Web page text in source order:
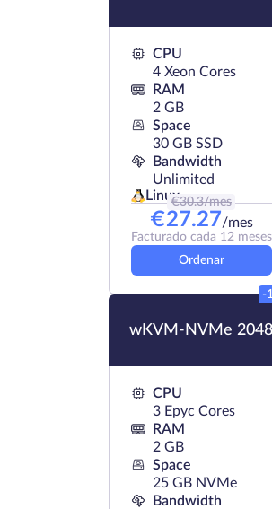
CPU
4 Xeon Cores
RAM
2 GB
Space
30 GB SSD
Bandwidth
Unlimited
Linux
€30.3/mes
€27.27/mes
Facturado cada 12 meses
Ordenar
wKVM-NVMe 2048
-
CPU
3 Epyc Cores
RAM
2 GB
Space
25 GB NVMe
Bandwidth